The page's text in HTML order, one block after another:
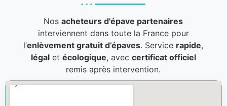
Nosacheteurs d'épave partenaires
interviennent dans toute la France pour
l’enlèvement gratuit d’épaves. Service rapide,
légalet écologique, avec certificat officiel
remis après intervention.